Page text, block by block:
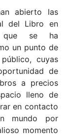
abierto las
del Libro en
que se ha
un punto de
cuyas
de
a precios
lleno de
en contacto
mundo por
momento